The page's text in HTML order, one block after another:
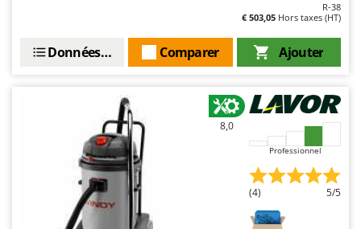
Outdoorchef
Palumbo Pavi
Partisani
Paterlini
Philips
Pramac
R-38
€ 503,05 Hors taxes (HT)
Ajouter
Comparer
Données techniques
8,0
Professionnel
(4) 5/5